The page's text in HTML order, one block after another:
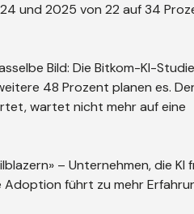
und 2025 von 22 auf 34
Bild: Die Bitkom-KI-Studie
48 Prozent planen es.
wartet nicht mehr auf eine
– Unternehmen, die KI
Adoption führt zu mehr